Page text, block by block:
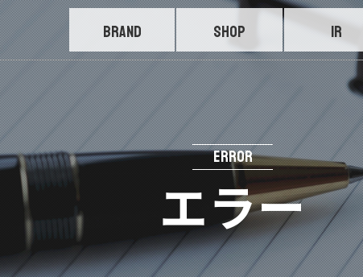
BRAND SHOP IR
ERROR
エラー